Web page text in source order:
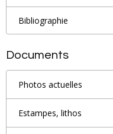
Bibliographie
Documents
Photos actuelles
Estampes, lithos